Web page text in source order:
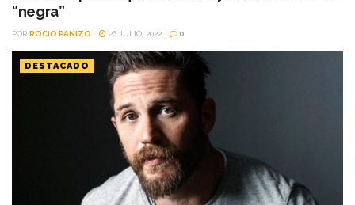
“negra”
POR ROCIO PANIZO 26 JULIO, 2022 0
DESTACADO